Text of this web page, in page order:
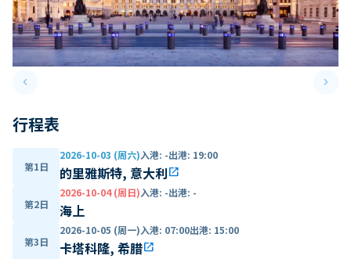
keyboard_arrow_leftPrevious slide keyboard_arrow_right
行程表
第1日
2026-10-03 (周六)入港: -出港: 19:00
的里雅斯特, 意大利open_in_new
第2日
2026-10-04 (周日)入港: -出港: -
海上
第3日
2026-10-05 (周一)入港: 07:00出港: 15:00
卡塔科隆, 希腊open_in_new